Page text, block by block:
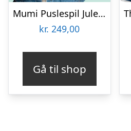
Mumi Puslespil Julekalender
kr. 249,00
Gå til shop